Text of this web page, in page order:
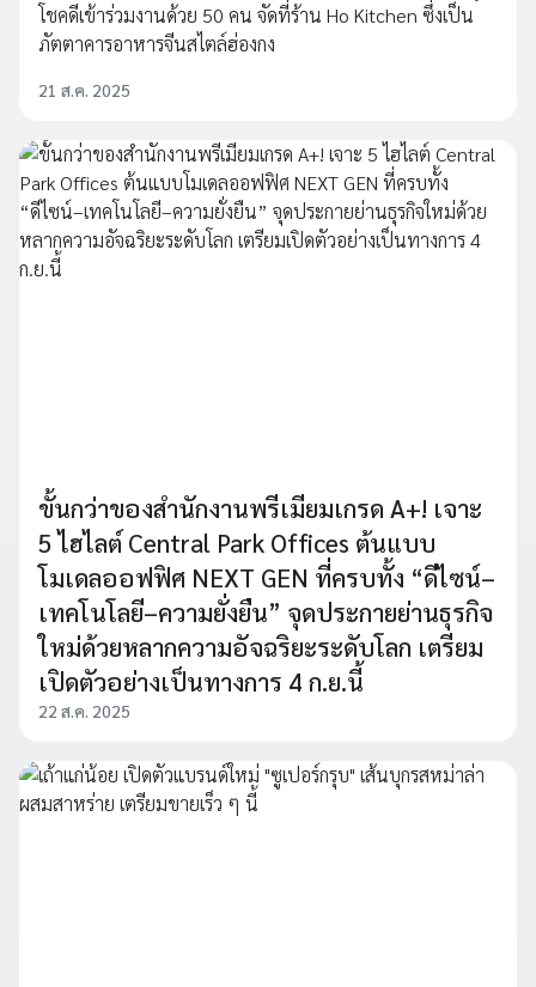
โชคดีเข้าร่วมงานด้วย 50 คน จัดที่ร้าน Ho Kitchen ซึ่งเป็น
ภัตตาคารอาหารจีนสไตล์ฮ่องกง
21 ส.ค. 2025
ขั้นกว่าของสำนักงานพรีเมียมเกรด A+! เจาะ
5 ไฮไลต์ Central Park Offices ต้นแบบ
โมเดลออฟฟิศ NEXT GEN ที่ครบทั้ง “ดีไซน์–
เทคโนโลยี–ความยั่งยืน” จุดประกายย่านธุรกิจ
ใหม่ด้วยหลากความอัจฉริยะระดับโลก เตรียม
เปิดตัวอย่างเป็นทางการ 4 ก.ย.นี้
22 ส.ค. 2025